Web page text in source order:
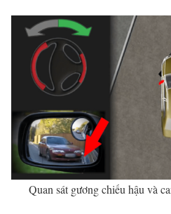
Quan sát gương chiếu hậu và